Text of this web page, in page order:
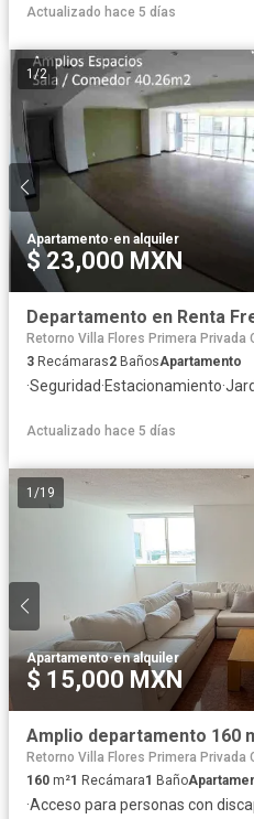
Actualizado hace 5 días
1/2
Apartamento·en alquiler
$ 23,000 MXN
Departamento en Renta
Retorno Villa Flores Primera Privada
3 Recámaras2 BañosApartamento
·Seguridad·Estacionamiento·
Actualizado hace 5 días
1 /19
Apartamento·en alquiler
$ 15,000 MXN
Retorno Villa Flores Primera Privada
160 m²1 Recámara1 Baño
·Acceso para personas con